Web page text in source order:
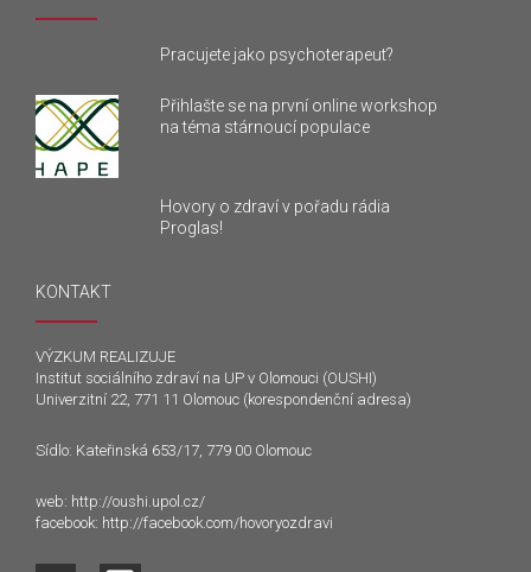
Pracujete jako psychoterapeut?
Přihlašte se na první online workshop
na téma stárnoucí populace
Hovory o zdraví v pořadu rádia
Proglas!
KONTAKT
VÝZKUM REALIZUJE
Institut sociálního zdraví na UP v Olomouci (OUSHI)
Univerzitní 22, 771 11 Olomouc (korespondenční adresa)
Sídlo: Kateřinská 653/17, 779 00 Olomouc
web: http://oushi.upol.cz/
facebook: http://facebook.com/hovoryozdravi